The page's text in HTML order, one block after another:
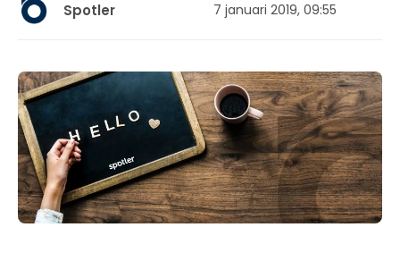
Spotler 7 januari 2019, 09:55